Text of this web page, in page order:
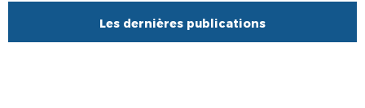
Les dernières publications